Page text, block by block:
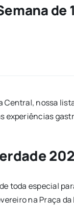
de
Central, nossa
experiências
toda especial
na Praça